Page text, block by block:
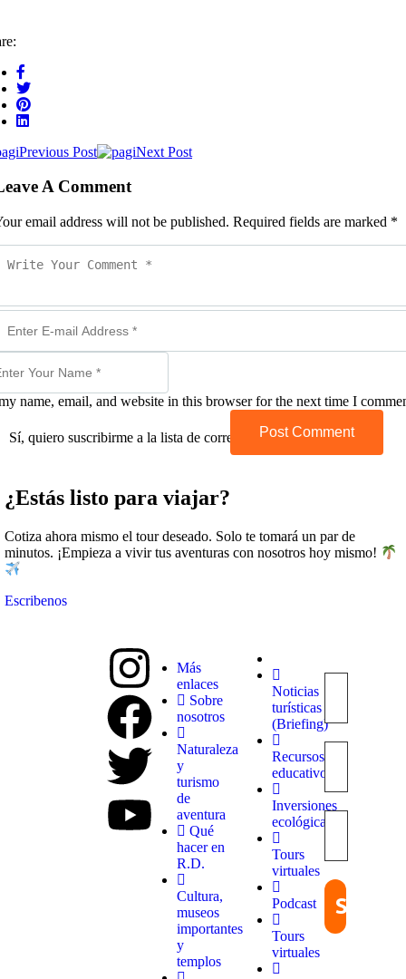
Previous Post Next Post
A Comment
email address will not be published. Required fields are marked *
name, email, and website in this browser for the next time I
Sí, quiero suscribirme a la lista de correo. Post Comment
¿Estás listo para viajar?
Cotiza ahora mismo el tour deseado. Solo te tomará un par de
minutos. ¡Empieza a vivir tus aventuras con nosotros hoy mismo!
Escribenos
experiencias
Quieroloma,
Más
enlaces
Sobre
nosotros
Naturaleza
y
turismo
de
aventura
Qué
hacer en
R.D.
Cultura,
museos
importantes
y
templos
Noticias
turísticas
(Briefing)
Recursos
educativos
Inversiones
ecológicas
Tours
virtuales
Podcast
Tours
virtuales